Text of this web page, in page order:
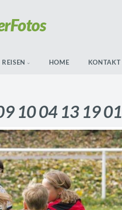
Fotos
REISEN HOME KONTAKT
10 04 13 19 01